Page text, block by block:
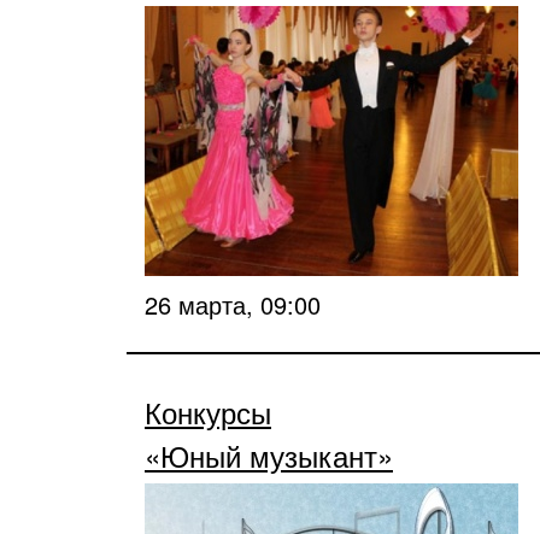
26 марта, 09:00
Конкурсы
«Юный музыкант»